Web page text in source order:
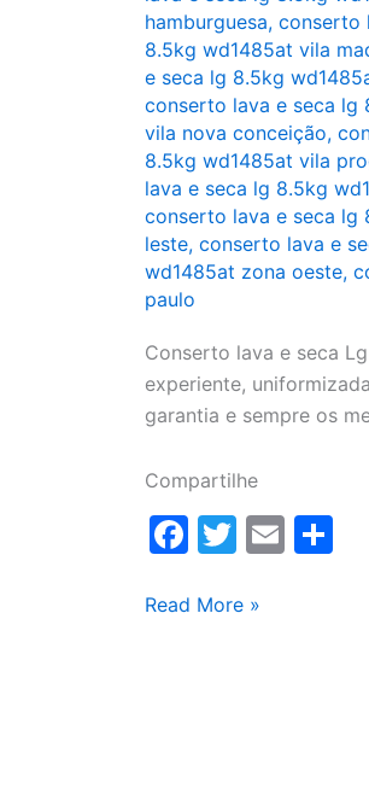
hamburguesa, conserto
8.5kg wd1485at vila
e seca lg 8.5kg
conserto lava e seca lg
vila nova conceição,
8.5kg wd1485at vila
lava e seca lg 8.5kg
conserto lava e seca lg
leste, conserto lava e
wd1485at zona oeste,
paulo
Conserto lava e seca
experiente,
garantia e sempre os
Compartilhe
F
c
T
itt
E
Conserto
Read More »